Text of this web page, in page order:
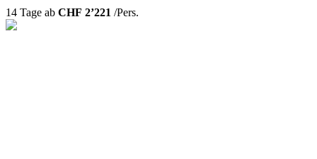
14 Tage ab CHF 2’221 /Pers.